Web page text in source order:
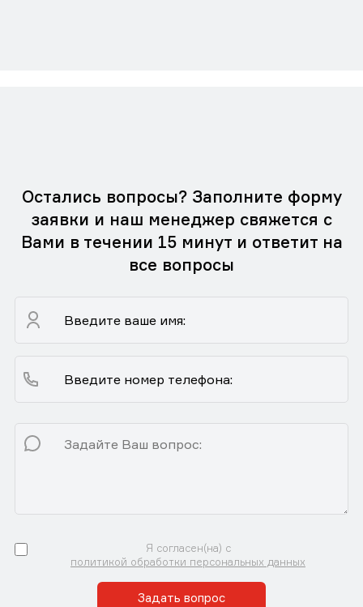
Остались вопросы? Заполните форму
заявки и наш менеджер свяжется с
Вами в течении 15 минут и ответит на
все вопросы
Я согласен(на) с
политикой обработки персональных данных
Задать вопрос